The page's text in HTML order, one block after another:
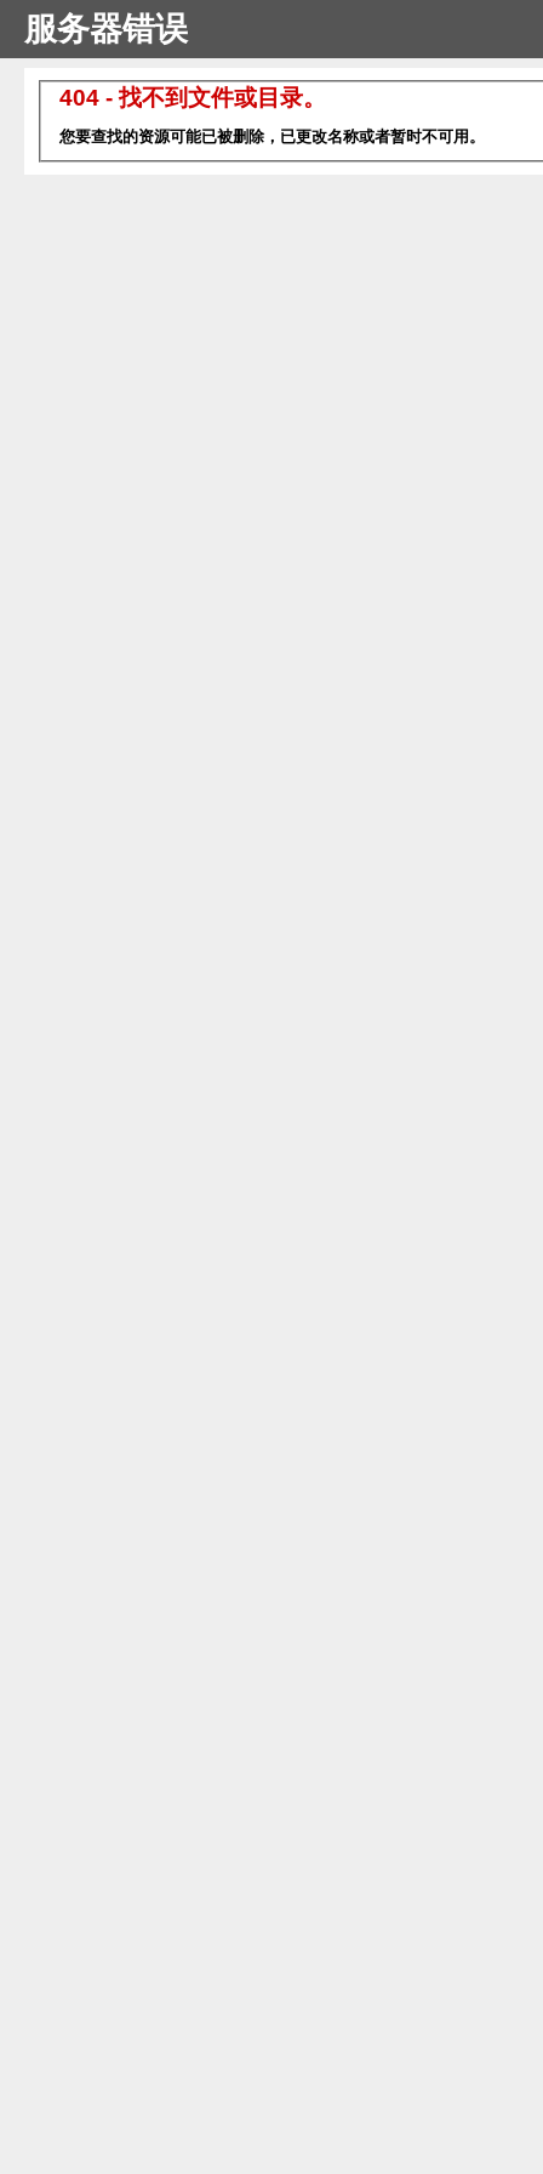
服务器错误
404 - 找不到文件或目录。
您要查找的资源可能已被删除，已更改名称或者暂时不可用。